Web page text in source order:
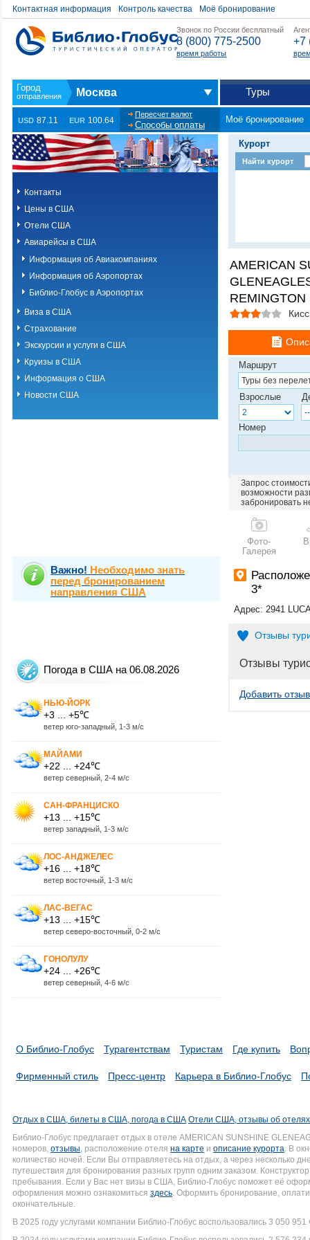
Контактная информация Контроль качества Моё бронирование
Звонок по России бесплатный
8 (800) 775-2500
время работы
+7
Москва Туры
USD 87.11 EUR 100.64
Пересчет валют
Способы оплаты
Моё бронирование
Контакты
Цены в США
Отели США
Авиарейсы в США
Информация об Авиакомпаниях
Информация об Аэропортах
Библио-Глобус в Аэропортах
Виза в США
Страхование
Экскурсии и услуги в США
Круизы в США
Информация о США
Новости США
Важно! Необходимо знать
перед бронированием
направления США
Погода в США на 06.08.2026
НЬЮ-ЙОРК
+3 ... +5℃
ветер юго-западный, 1-3 м/с
МАЙАМИ
+22 ... +24℃
ветер северный, 2-4 м/с
САН-ФРАНЦИСКО
+13 ... +15℃
ветер западный, 1-3 м/с
ЛОС-АНДЖЕЛЕС
+16 ... +18℃
ветер восточный, 1-3 м/с
ЛАС-ВЕГАС
+13 ... +15℃
ветер северо-восточный, 0-2 м/с
ГОНОЛУЛУ
+24 ... +26℃
ветер северный, 4-6 м/с
Курорт
Найти курорт
AMERICAN
REMINGTON
Маршрут
Взрослые
Номер
Запрос
возможности
забронировать
Фото-
Галерея
3*
Адрес: 2941
Отзывы
Отзывы
Добавить отзыв
О Библио-Глобус Турагентствам Туристам Где купить
Фирменный стиль Пресс-центр Карьера в Библио-Глобус
Отдых в США, билеты в США, погода в США Отели США, отзывы об
Библио-Глобус предлагает отдых в отеле AMERICAN SUNSHINE
номеров, отзывы, расположение отеля на карте и описание курорта. В
количество ночей. Если Вы отправляетесь на отдых, а через несколько
путешествия для бронирования разных групп одним заказом.
пребывания. Если у Вас нет визы в США, Библио-Глобус поможет её
оформления можно ознакомиться здесь. Оформить бронирование,
окончательные.
В 2025 году услугами компании Библио-Глобус воспользовались 3 050 951